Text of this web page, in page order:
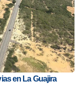
en La Guajira